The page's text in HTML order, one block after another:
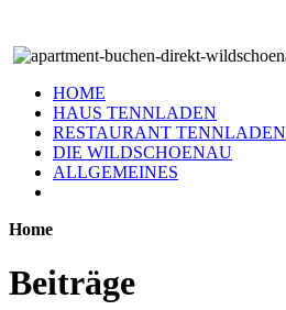
HOME
HAUS TENNLADEN
RESTAURANT TENNLADEN
DIE WILDSCHOENAU
ALLGEMEINES
Home
Beiträge